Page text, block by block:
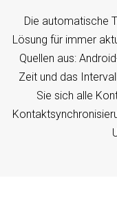
Die automatische
Lösung für immer
Quellen aus:
Zeit und das
Sie sich alle